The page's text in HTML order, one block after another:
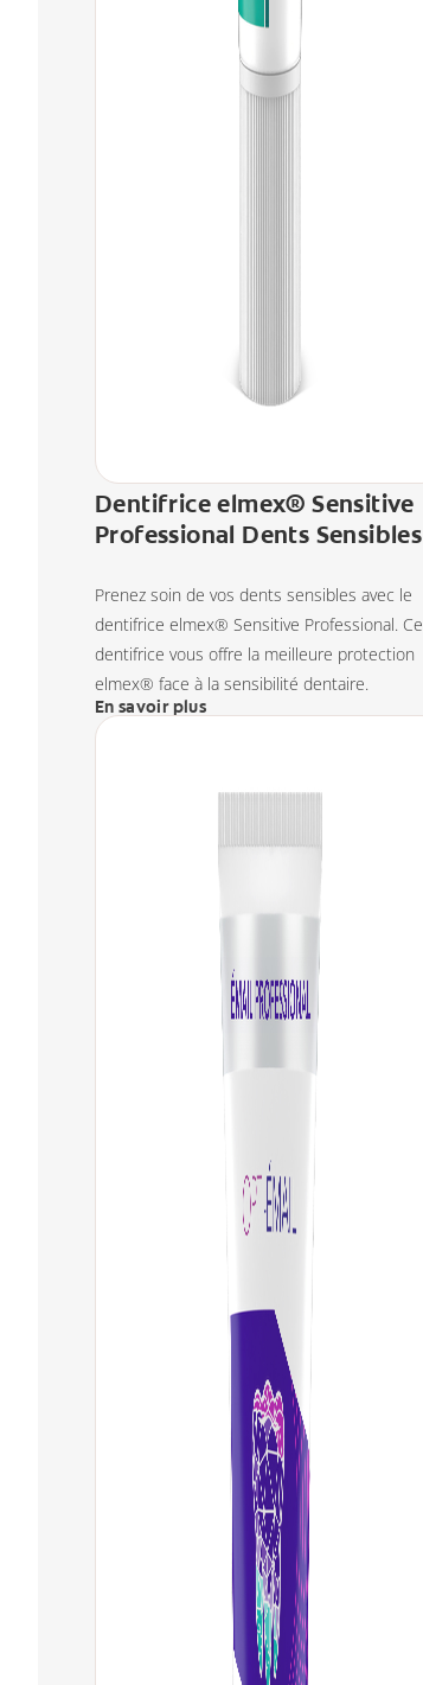
Dentifrice elmex® Sensitive
Professional Dents Sensibles
Prenez soin de vos dents sensibles avec le
dentifrice elmex® Sensitive Professional. Ce
dentifrice vous offre la meilleure protection
elmex® face à la sensibilité dentaire.
En savoir plus